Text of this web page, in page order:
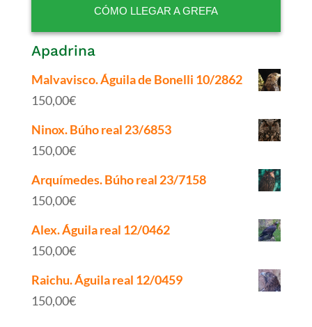
CÓMO LLEGAR A GREFA
Apadrina
Malvavisco. Águila de Bonelli 10/2862
150,00€
Ninox. Búho real 23/6853
150,00€
Arquímedes. Búho real 23/7158
150,00€
Alex. Águila real 12/0462
150,00€
Raichu. Águila real 12/0459
150,00€